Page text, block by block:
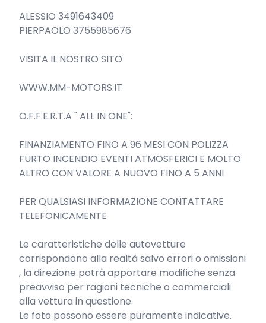
ALESSIO 3491643409
PIERPAOLO 3755985676
VISITA IL NOSTRO SITO
WWW.MM-MOTORS.IT
O.F.F.E.R.T.A " ALL IN ONE":
FINANZIAMENTO FINO A 96 MESI CON POLIZZA
FURTO INCENDIO EVENTI ATMOSFERICI E MOLTO
ALTRO CON VALORE A NUOVO FINO A 5 ANNI
PER QUALSIASI INFORMAZIONE CONTATTARE
TELEFONICAMENTE
Le caratteristiche delle autovetture
corrispondono alla realtà salvo errori o omissioni
, la direzione potrà apportare modifiche senza
preavviso per ragioni tecniche o commerciali
alla vettura in questione.
Le foto possono essere puramente indicative.